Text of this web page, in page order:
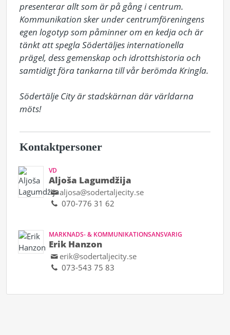
presenterar allt som är på gång i centrum.
Kommunikation sker under centrumföreningens
egen logotyp som påminner om en kedja och är
tänkt att spegla Södertäljes internationella
prägel, dess gemenskap och idrottshistoria och
samtidigt föra tankarna till vår berömda Kringla.
Södertälje City är stadskärnan där världarna
möts!
Kontaktpersoner
VD
Aljoša Lagumdžija
aljosa@sodertaljecity.se
070-776 31 62
MARKNADS- & KOMMUNIKATIONSANSVARIG
Erik Hanzon
erik@sodertaljecity.se
073-543 75 83